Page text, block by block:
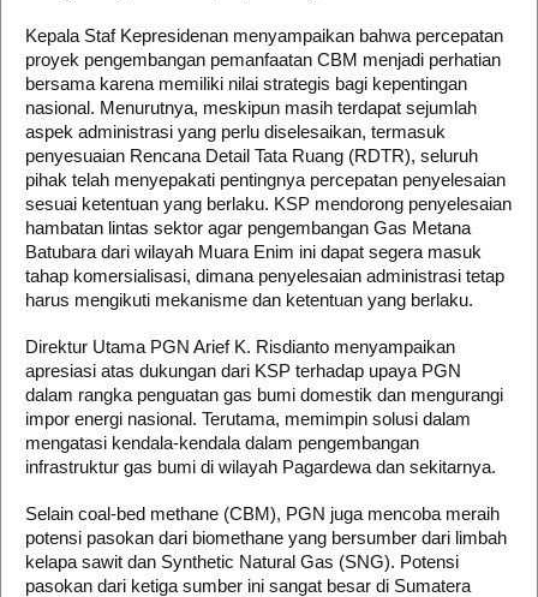
Kepala Staf Kepresidenan menyampaikan bahwa percepatan
proyek pengembangan pemanfaatan CBM menjadi perhatian
bersama karena memiliki nilai strategis bagi kepentingan
nasional. Menurutnya, meskipun masih terdapat sejumlah
aspek administrasi yang perlu diselesaikan, termasuk
penyesuaian Rencana Detail Tata Ruang (RDTR), seluruh
pihak telah menyepakati pentingnya percepatan penyelesaian
sesuai ketentuan yang berlaku. KSP mendorong penyelesaian
hambatan lintas sektor agar pengembangan Gas Metana
Batubara dari wilayah Muara Enim ini dapat segera masuk
tahap komersialisasi, dimana penyelesaian administrasi tetap
harus mengikuti mekanisme dan ketentuan yang berlaku.
Direktur Utama PGN Arief K. Risdianto menyampaikan
apresiasi atas dukungan dari KSP terhadap upaya PGN
dalam rangka penguatan gas bumi domestik dan mengurangi
impor energi nasional. Terutama, memimpin solusi dalam
mengatasi kendala-kendala dalam pengembangan
infrastruktur gas bumi di wilayah Pagardewa dan sekitarnya.
Selain coal-bed methane (CBM), PGN juga mencoba meraih
potensi pasokan dari biomethane yang bersumber dari limbah
kelapa sawit dan Synthetic Natural Gas (SNG). Potensi
pasokan dari ketiga sumber ini sangat besar di Sumatera